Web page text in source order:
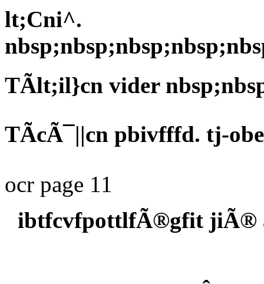
lt;Cni^.
TÃlt;il}cn vider
TÃcÃ¯||cn pbivfffd. tj-
ocr page 11
ibtfcvfpottlfÃ®gfit jiÃ®